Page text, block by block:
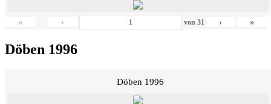
« ‹ von 31 › »
Döben 1996
Döben 1996